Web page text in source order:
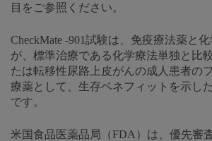
目をご参照ください。
CheckMate -901試験は、免疫療法薬と
が、標準治療である化学療法単独と比
たは転移性尿路上皮がんの成人患者の
療薬として、生存ベネフィットを示し
です。
米国食品医薬品局（FDA）は、優先審